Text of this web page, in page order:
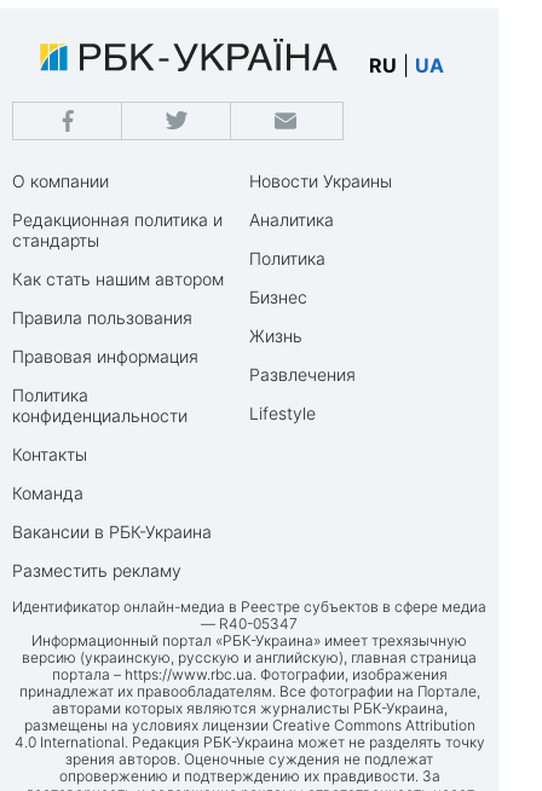
RU UA
О компании
Редакционная политика и
стандарты
Как стать нашим автором
Правила пользования
Правовая информация
Политика
конфиденциальности
Контакты
Команда
Вакансии в РБК-Украина
Разместить рекламу
Новости Украины
Аналитика
Политика
Бизнес
Жизнь
Развлечения
Lifestyle
Идентификатор онлайн-медиа в Реестре субъектов в сфере медиа
— R40-05347
Информационный портал «РБК-Украина» имеет трехязычную
версию (украинскую, русскую и английскую), главная страница
портала – https://www.rbc.ua . Фотографии, изображения
принадлежат их правообладателям. Все фотографии на Портале,
авторами которых являются журналисты РБК-Украина,
размещены на условиях лицензии Creative Commons Attribution
4.0 International. Редакция РБК-Украина может не разделять точку
зрения авторов. Оценочные суждения не подлежат
опровержению и подтверждению их правдивости. За